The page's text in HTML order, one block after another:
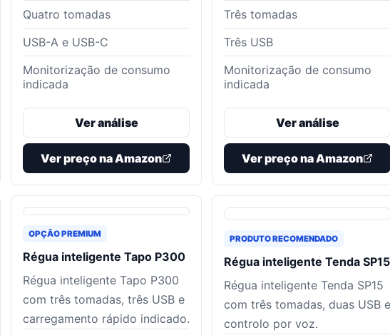
Quatro tomadas
USB-A e USB-C
Monitorização de consumo
indicada
Ver análise
Ver preço na Amazon
Três tomadas
Três USB
Monitorização de consumo
indicada
Ver análise
Ver preço na Amazon
OPÇÃO PREMIUM
Régua inteligente Tapo P300
Régua inteligente Tapo P300
com três tomadas, três USB e
carregamento rápido indicado.
PRODUTO RECOMENDADO
Régua inteligente Tenda SP15
Régua inteligente Tenda SP15
com três tomadas, duas USB e
controlo por voz.